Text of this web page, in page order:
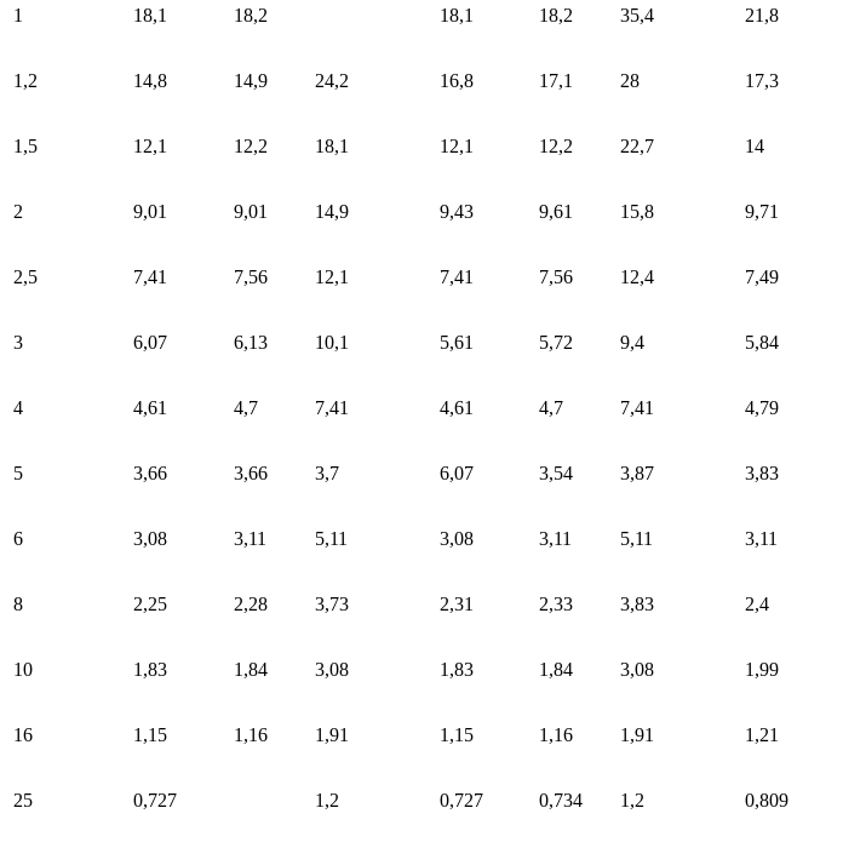
1 18,1 18,2 18,1 18,2 35,4 21,8
1,2 14,8 14,9 24,2 16,8 17,1 28 17,3
1,5 12,1 12,2 18,1 12,1 12,2 22,7 14
2 9,01 9,01 14,9 9,43 9,61 15,8 9,71
2,5 7,41 7,56 12,1 7,41 7,56 12,4 7,49
3 6,07 6,13 10,1 5,61 5,72 9,4 5,84
4 4,61 4,7 7,41 4,61 4,7 7,41 4,79
5 3,66 3,66 3,7 6,07 3,54 3,87 3,83
6 3,08 3,11 5,11 3,08 3,11 5,11 3,11
8 2,25 2,28 3,73 2,31 2,33 3,83 2,4
10 1,83 1,84 3,08 1,83 1,84 3,08 1,99
16 1,15 1,16 1,91 1,15 1,16 1,91 1,21
25 0,727 1,2 0,727 0,734 1,2 0,809